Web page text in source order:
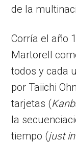
de la
Corría el año
Martorell
todos y cada
por Taiichi
tarjetas (
la
tiempo (just